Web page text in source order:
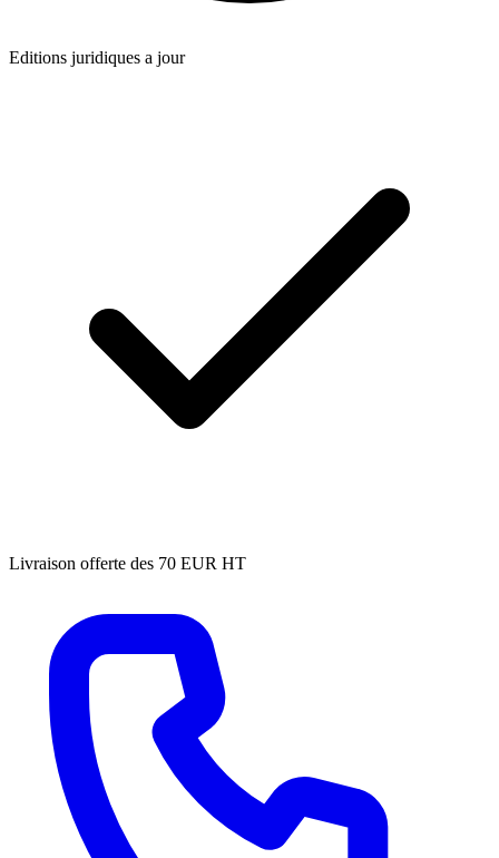
Editions juridiques a jour
Livraison offerte des 70 EUR HT